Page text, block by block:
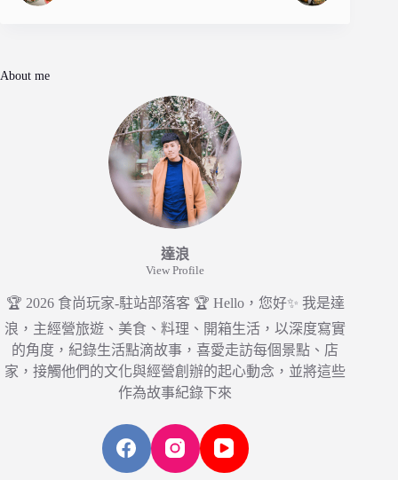
About me
達浪
View Profile
🏆 2026 食尚玩家-駐站部落客 🏆 Hello，您好✨ 我是達
浪，主經營旅遊、美食、料理、開箱生活，以深度寫實
的角度，紀錄生活點滴故事，喜愛走訪每個景點、店
家，接觸他們的文化與經營創辦的起心動念，並將這些
作為故事紀錄下來